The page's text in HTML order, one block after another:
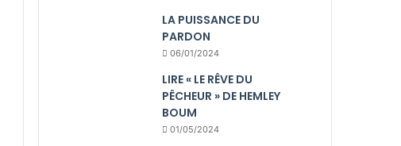
LA PUISSANCE DU
PARDON
06/01/2024
LIRE « LE RÊVE DU
PÊCHEUR » DE HEMLEY
BOUM
01/05/2024